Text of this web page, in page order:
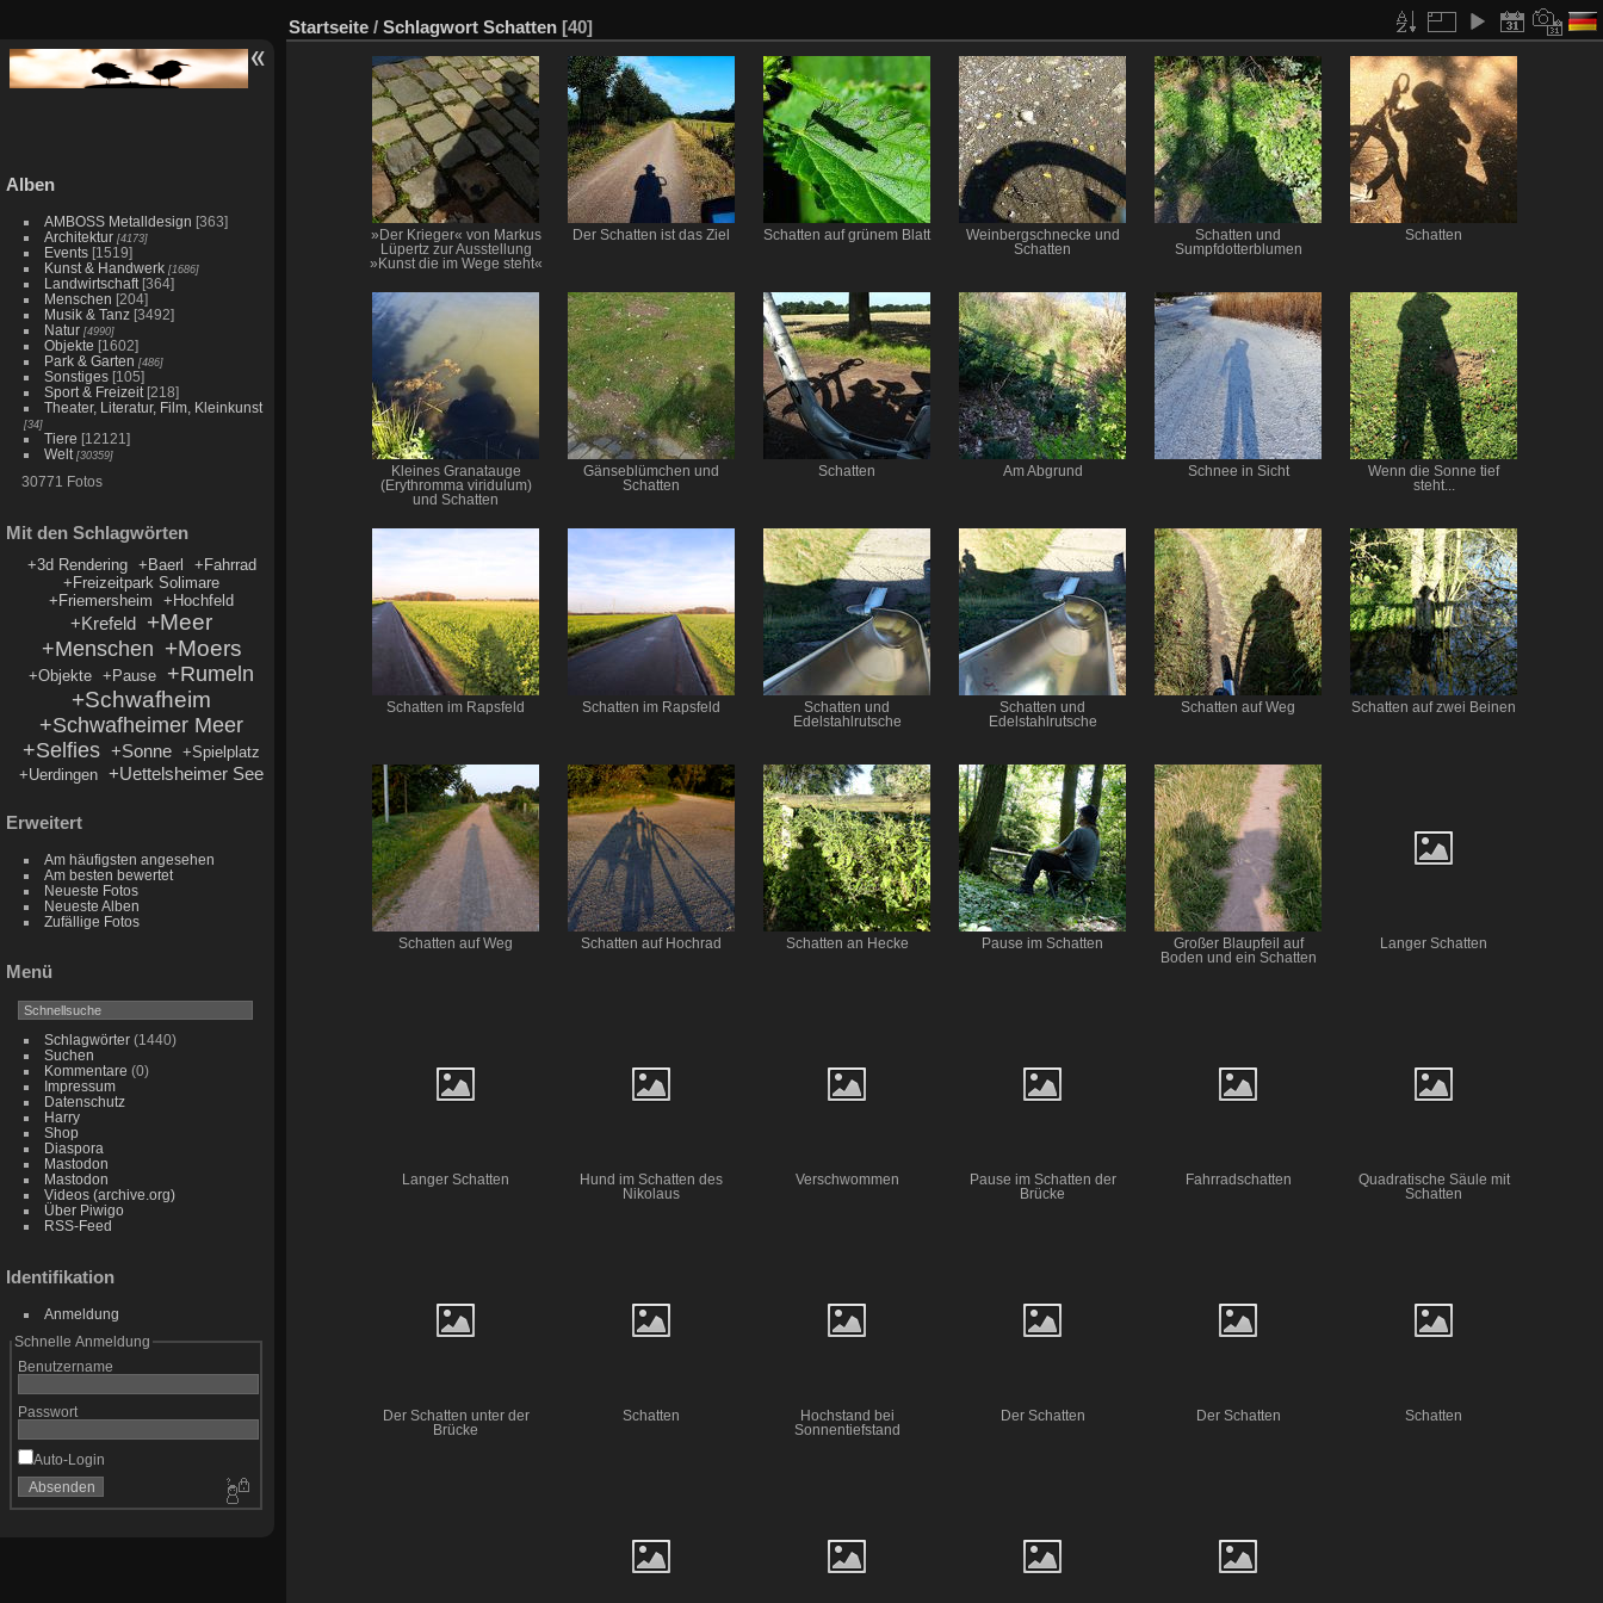
Alben
AMBOSS Metalldesign [363]
Architektur [4173]
Events [1519]
Kunst & Handwerk [1686]
Landwirtschaft [364]
Menschen [204]
Musik & Tanz [3492]
Natur [4990]
Objekte [1602]
Park & Garten [486]
Sonstiges [105]
Sport & Freizeit [218]
Theater, Literatur, Film, Kleinkunst
[34]
Tiere [12121]
Welt [30359]
30771 Fotos
Mit den Schlagwörten
+3d Rendering +Baerl
+Fahrrad
+Freizeitpark Solimare
+Friemersheim
+Hochfeld
+Krefeld +Meer
+Menschen +Moers
+Objekte +Pause +Rumeln
+Schwafheim
+Schwafheimer Meer
+Selfies +Sonne
+Spielplatz
+Uerdingen
+Uettelsheimer See
Erweitert
Am häufigsten angesehen
Am besten bewertet
Neueste Fotos
Neueste Alben
Zufällige Fotos
Menü
Schlagwörter(1440)
Suchen
Kommentare (0)
Impressum
Datenschutz
Harry
Shop
Diaspora
Mastodon
Mastodon
Videos (archive.org)
Über Piwigo
RSS-Feed
Identifikation
Anmeldung
Schnelle Anmeldung
Benutzername
Passwort
Auto-Login
Startseite / Schlagwort Schatten [40]
»Der Krieger« von Markus
Lüpertz zur Ausstellung
»Kunst die im Wege steht«
Der Schatten ist das Ziel Schatten auf grünem Blatt
Weinbergschnecke und
Schatten
Schatten und
Sumpfdotterblumen
Schatten
Kleines Granatauge
(Erythromma viridulum)
und Schatten
Gänseblümchen und
Schatten
Schatten Am Abgrund Schnee in Sicht
Wenn die Sonne tief
steht...
Schatten im Rapsfeld Schatten im Rapsfeld
Schatten und
Edelstahlrutsche
Schatten und
Edelstahlrutsche
Schatten auf Weg Schatten auf zwei Beinen
Schatten auf Weg Schatten auf Hochrad Schatten an Hecke Pause im Schatten
Großer Blaupfeil auf
Boden und ein Schatten
Langer Schatten
Langer Schatten
Hund im Schatten des
Nikolaus
Verschwommen
Pause im Schatten der
Brücke
Fahrradschatten
Quadratische Säule mit
Schatten
Der Schatten unter der
Brücke
Schatten
Hochstand bei
Sonnentiefstand
Der Schatten Der Schatten Schatten